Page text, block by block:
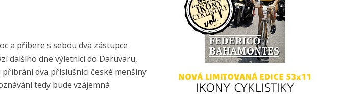
a přibere s sebou dva zástupce
dalšího dne výletníci do Daruvaru,
dva příslušníci české menšiny
tedy bude vzájemná